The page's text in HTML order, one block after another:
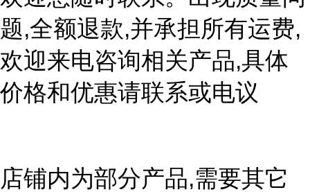
题,全额退款,并承担所有运费,
欢迎来电咨询相关产品,具体
价格和优惠请联系或电议
店铺内为部分产品,需要其它